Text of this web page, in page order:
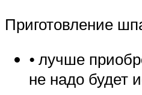
Приготовление
⦁ лучше
не надо будет